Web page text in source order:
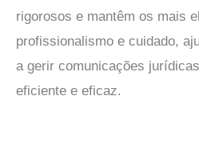
rigorosos e mantêm os mais
profissionalismo e cuidado,
a gerir comunicações
eficiente e eficaz.